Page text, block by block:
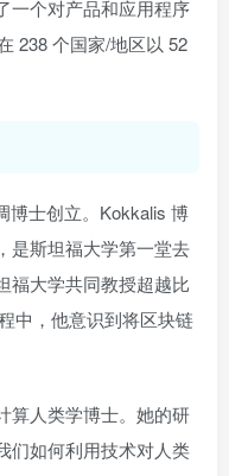
一个对产品和应用程序
238 个国家/地区以 52
博士创立。Kokkalis 博
是斯坦福大学第一堂去
福大学共同教授超越比
中，他意识到将区块链
算人类学博士。她的研
如何利用技术对人类